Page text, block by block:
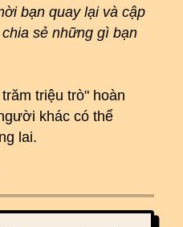
bạn quay lại và cập
sẻ những gì bạn
triệu trò" hoàn
khác có thể
lai.